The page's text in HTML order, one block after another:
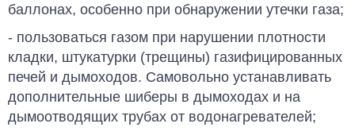
баллонах, особенно при обнаружении утечки газа;
- пользоваться газом при нарушении плотности
кладки, штукатурки (трещи­ны) газифицированных
печей и ды­моходов. Самовольно устанавливать
дополнительные шиберы в дымоходах и на
дымоотводящих трубах от водо­нагревателей;